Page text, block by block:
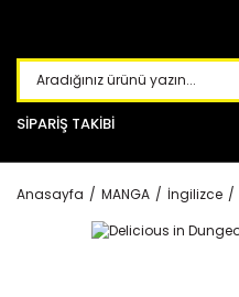
SİPARİŞ TAKİBİ
Anasayfa MANGA İngilizce